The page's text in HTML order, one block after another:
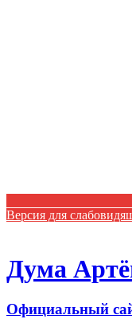
Версия для
Дума
Официальный